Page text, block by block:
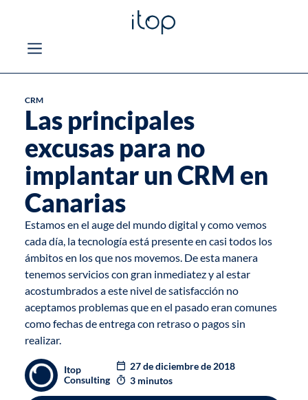
CRM
Las principales
excusas para no
implantar un CRM en
Canarias
Estamos en el auge del mundo digital y como vemos
cada día, la tecnología está presente en casi todos los
ámbitos en los que nos movemos. De esta manera
tenemos servicios con gran inmediatez y al estar
acostumbrados a este nivel de satisfacción no
aceptamos problemas que en el pasado eran comunes
como fechas de entrega con retraso o pagos sin
realizar.
Itop
Consulting
27 de diciembre de 2018
3 minutos